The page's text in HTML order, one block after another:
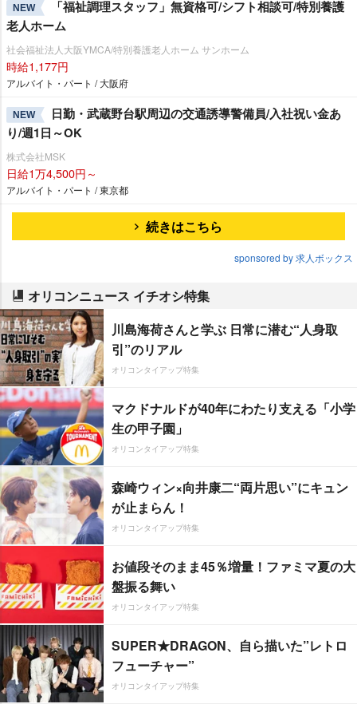
NEW
「福祉調理スタッフ」無資格可/シフト相談可/特別養護
老人ホーム
社会福祉法人大阪YMCA/特別養護老人ホーム サンホーム
時給1,177円
アルバイト・パート / 大阪府
NEW
日勤・武蔵野台駅周辺の交通誘導警備員/入社祝い金あ
り/週1日～OK
株式会社MSK
日給1万4,500円～
アルバイト・パート / 東京都
続きはこちら
sponsored by 求人ボックス
オリコンニュース イチオシ特集
川島海荷さんと学ぶ 日常に潜む“人身取
引”のリアル
オリコンタイアップ特集
マクドナルドが40年にわたり支える「小学
生の甲子園」
オリコンタイアップ特集
森崎ウィン×向井康二“両片思い”にキュン
が止まらん！
オリコンタイアップ特集
お値段そのまま45％増量！ファミマ夏の大
盤振る舞い
オリコンタイアップ特集
SUPER★DRAGON、自ら描いた”レトロ
フューチャー”
オリコンタイアップ特集